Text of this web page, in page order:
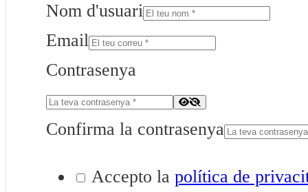
Nom d'usuari
Email
Contrasenya
Confirma la contrasenya
Accepto la política de